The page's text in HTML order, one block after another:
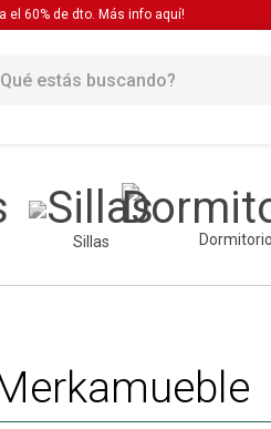
el 60% de dto. Más info aquí!
Sillas